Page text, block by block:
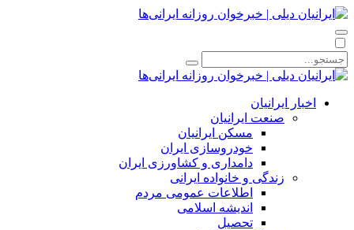
اخبار ایرانیان
صنعت ایرانیان
مسکن ایرانیان
خودروسازی ایران
دامداری و کشاورزی ایران
زندگی و خانواده ایرانی
اطلاعات عمومی مردم
اندیشه اسلامی
تحصیل